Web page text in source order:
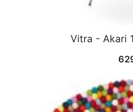
Vitra - Akari